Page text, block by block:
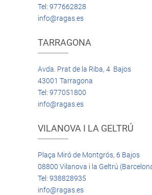
Tel: 977662828
info@ragas.es
TARRAGONA
Avda. Prat de la Riba, 4 Bajos
43001 Tarragona
Tel: 977051800
info@ragas.es
VILANOVA I LA GELTRÚ
Plaça Miró de Montgrós, 6 Bajos
08800 Vilanova i la Geltrú
Tel: 938828935
info@ragas.es